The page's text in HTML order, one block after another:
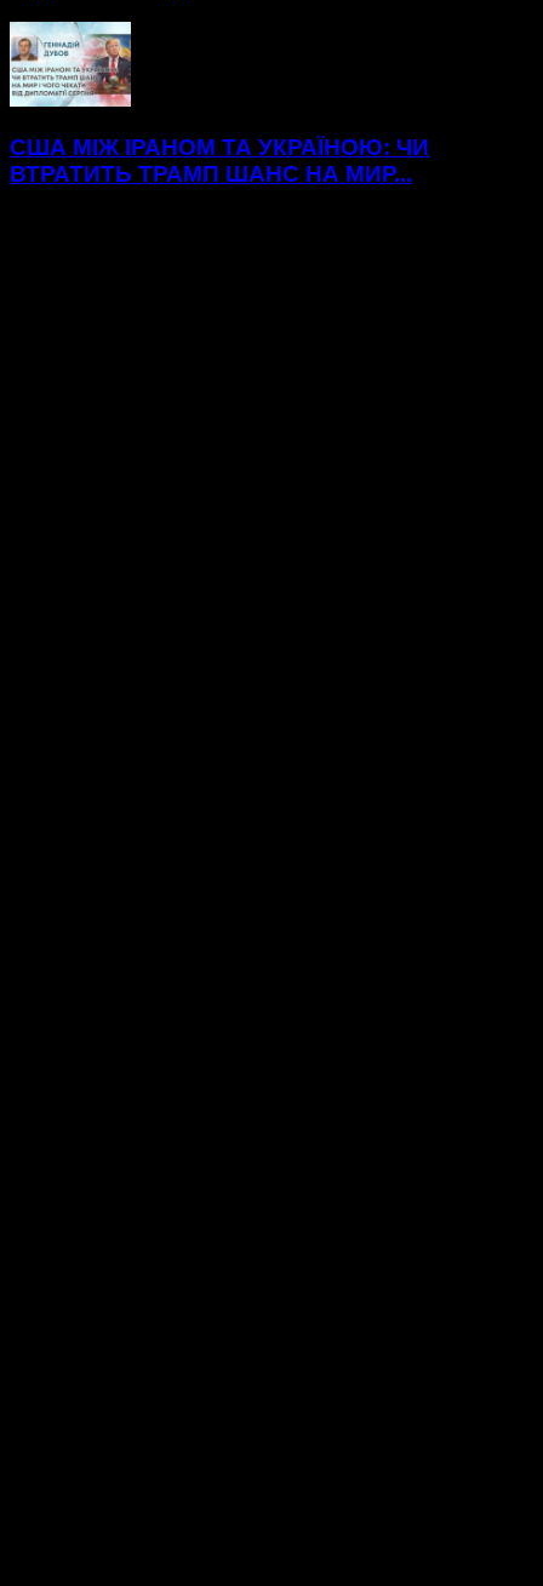
США МІЖ ІРАНОМ ТА УКРАЇНОЮ: ЧИ
ВТРАТИТЬ ТРАМП ШАНС НА МИР...